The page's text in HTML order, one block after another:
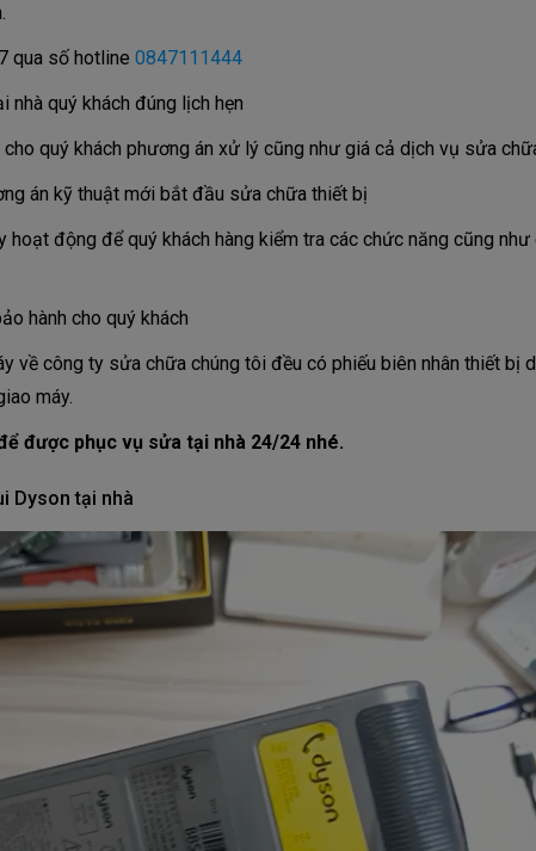
qua số hotline 0847111444
nhà quý khách đúng lịch hẹn
quý khách phương án xử lý cũng như giá cả dịch vụ sửa
án kỹ thuật mới bắt đầu sửa chữa thiết bị
hoạt động để quý khách hàng kiểm tra các chức năng cũng
hành cho quý khách
về công ty sửa chữa chúng tôi đều có phiếu biên nhân thiết bị
máy.
được phục vụ sửa tại nhà 24/24 nhé.
Dyson tại nhà